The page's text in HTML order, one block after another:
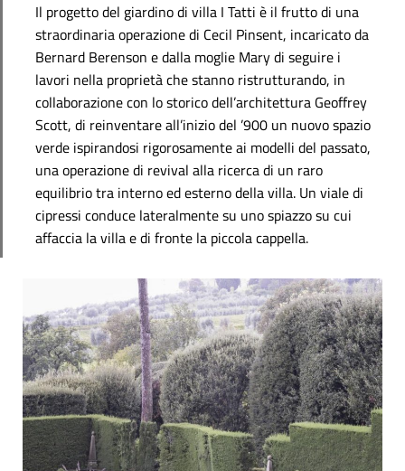
Il progetto del giardino di villa I Tatti è il frutto di una
straordinaria operazione di Cecil Pinsent, incaricato da
Bernard Berenson e dalla moglie Mary di seguire i
lavori nella proprietà che stanno ristrutturando, in
collaborazione con lo storico dell’architettura Geoffrey
Scott, di reinventare all’inizio del ’900 un nuovo spazio
verde ispirandosi rigorosamente ai modelli del passato,
una operazione di revival alla ricerca di un raro
equilibrio tra interno ed esterno della villa. Un viale di
cipressi conduce lateralmente su uno spiazzo su cui
affaccia la villa e di fronte la piccola cappella.